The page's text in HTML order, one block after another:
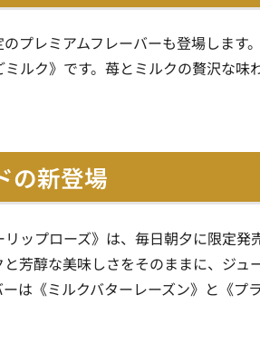
プレミアムフレーバーも登場しま
ルク》です。苺とミルクの贅沢な
の新登場
ップローズ》は、毎日朝夕に限定
芳醇な美味しさをそのままに、ジ
は《ミルクバターレーズン》と《プ